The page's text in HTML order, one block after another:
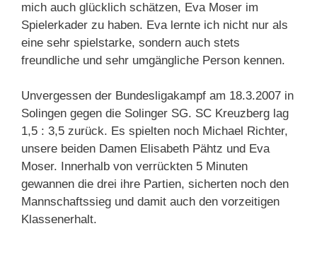
mich auch glücklich schätzen, Eva Moser im
Spielerkader zu haben. Eva lernte ich nicht nur als
eine sehr spielstarke, sondern auch stets
freundliche und sehr umgängliche Person kennen.
Unvergessen der Bundesligakampf am 18.3.2007 in
Solingen gegen die Solinger SG. SC Kreuzberg lag
1,5 : 3,5 zurück. Es spielten noch Michael Richter,
unsere beiden Damen Elisabeth Pähtz und Eva
Moser. Innerhalb von verrückten 5 Minuten
gewannen die drei ihre Partien, sicherten noch den
Mannschaftssieg und damit auch den vorzeitigen
Klassenerhalt.